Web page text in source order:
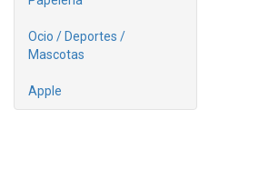
Ocio / Deportes /
Mascotas
Apple